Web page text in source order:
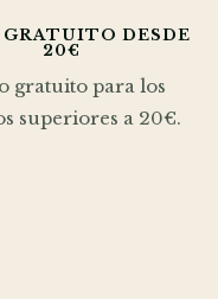
DESDE
20€
gratuito para los
superiores a 20€.